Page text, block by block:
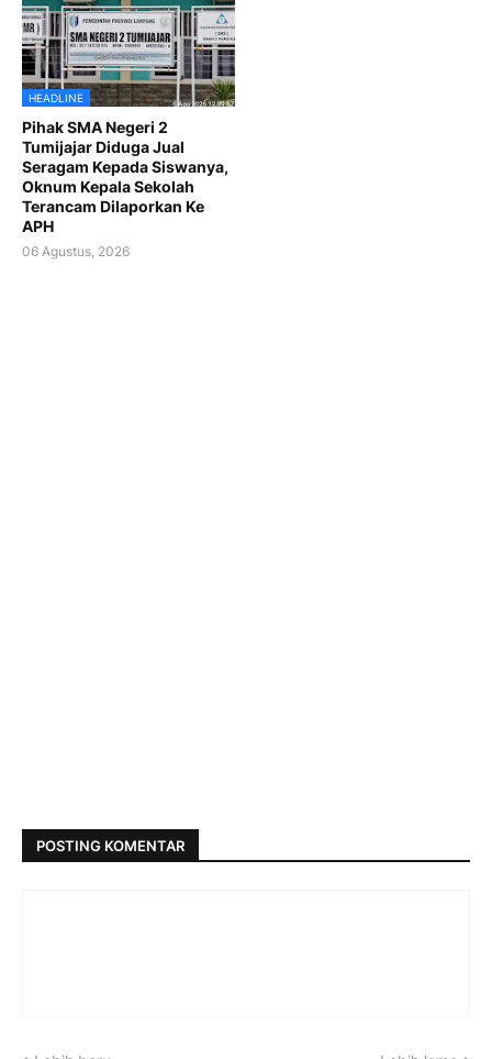
HEADLINE
Pihak SMA Negeri 2
Tumijajar Diduga Jual
Seragam Kepada Siswanya,
Oknum Kepala Sekolah
Terancam Dilaporkan Ke
APH
06 Agustus, 2026
POSTING KOMENTAR